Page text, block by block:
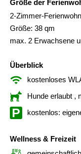
Größe der
2-Zimmer-
Größe: 38 qm
max. 2 Erwachsene
Überblick
kostenloses
Hunde erlaubt ,
kostenlos:
Wellness & Freizeit